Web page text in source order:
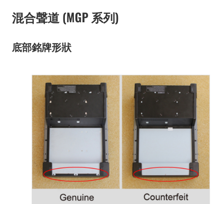
混合聲道 (MGP 系列)
底部銘牌形狀